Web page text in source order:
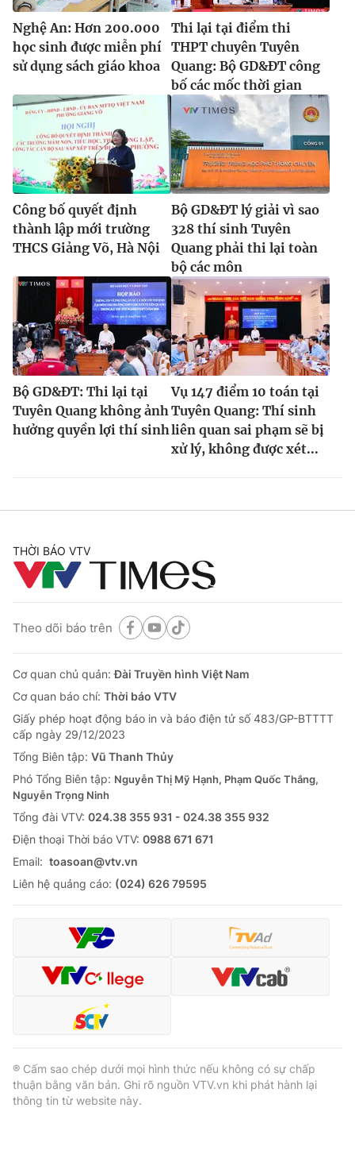
Nghệ An: Hơn 200.000
học sinh được miễn phí
sử dụng sách giáo khoa
Thi lại tại điểm thi
THPT chuyên Tuyên
Quang: Bộ GD&ĐT công
bố các mốc thời gian
Công bố quyết định
thành lập mới trường
THCS Giảng Võ, Hà Nội
Bộ GD&ĐT lý giải vì sao
328 thí sinh Tuyên
Quang phải thi lại toàn
bộ các môn
Bộ GD&ĐT: Thi lại tại
Tuyên Quang không ảnh
hưởng quyền lợi thí sinh
Vụ 147 điểm 10 toán tại
Tuyên Quang: Thí sinh
liên quan sai phạm sẽ bị
xử lý, không được xét...
THỜI BÁO VTV
Theo dõi báo trên
Cơ quan chủ quản:Đài Truyền hình Việt Nam
Cơ quan báo chí: Thời báo VTV
Giấy phép hoạt động báo in và báo điện tử số 483/GP-BTTTT
cấp ngày 29/12/2023
Tổng Biên tập: Vũ Thanh Thủy
Phó Tổng Biên tập: Nguyễn Thị Mỹ Hạnh, Phạm Quốc Thắng,
Nguyễn Trọng Ninh
Tổng đài VTV: 024.38 355 931 - 024.38 355 932
Ðiện thoại Thời báo VTV: 0988 671 671
Email: toasoan@vtv.vn
Liên hệ quảng cáo: (024) 626 79595
® Cấm sao chép dưới mọi hình thức nếu không có sự chấp
thuận bằng văn bản. Ghi rõ nguồn VTV.vn khi phát hành lại
thông tin từ website này.